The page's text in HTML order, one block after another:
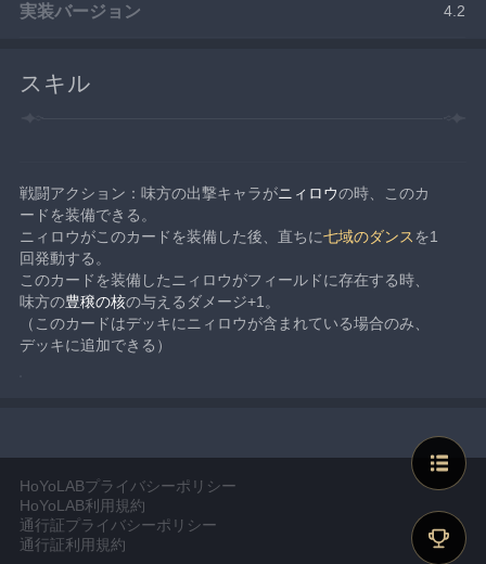
実装バージョン 4.2
スキル
戦闘アクション：味方の出撃キャラがニィロウの時、このカ
ードを装備できる。
ニィロウがこのカードを装備した後、直ちに七域のダンス を1
回発動する。
このカードを装備したニィロウがフィールドに存在する時、
味方の豊穣の核の与えるダメージ+1。
（このカードはデッキにニィロウが含まれている場合のみ、
デッキに追加できる）
HoYoLABプライバシーポリシー
HoYoLAB利用規約
通行証プライバシーポリシー
通行証利用規約